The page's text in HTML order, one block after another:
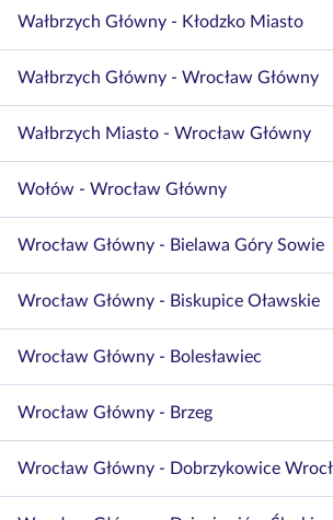
Wałbrzych Główny - Kłodzko Miasto
Wałbrzych Główny - Wrocław Główny
Wałbrzych Miasto - Wrocław Główny
Wołów - Wrocław Główny
Wrocław Główny - Bielawa Góry Sowie
Wrocław Główny - Biskupice Oławskie
Wrocław Główny - Bolesławiec
Wrocław Główny - Brzeg
Wrocław Główny - Dobrzykowice